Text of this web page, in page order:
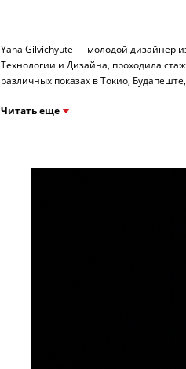
Yana Gilvichyute — молодой дизайнер
Технологии и Дизайна, проходила
Читать еще